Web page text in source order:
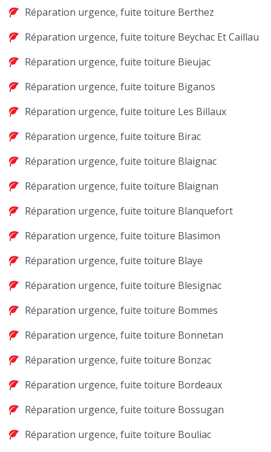
Réparation urgence, fuite toiture Berthez
Réparation urgence, fuite toiture Beychac Et Caillau
Réparation urgence, fuite toiture Bieujac
Réparation urgence, fuite toiture Biganos
Réparation urgence, fuite toiture Les Billaux
Réparation urgence, fuite toiture Birac
Réparation urgence, fuite toiture Blaignac
Réparation urgence, fuite toiture Blaignan
Réparation urgence, fuite toiture Blanquefort
Réparation urgence, fuite toiture Blasimon
Réparation urgence, fuite toiture Blaye
Réparation urgence, fuite toiture Blesignac
Réparation urgence, fuite toiture Bommes
Réparation urgence, fuite toiture Bonnetan
Réparation urgence, fuite toiture Bonzac
Réparation urgence, fuite toiture Bordeaux
Réparation urgence, fuite toiture Bossugan
Réparation urgence, fuite toiture Bouliac